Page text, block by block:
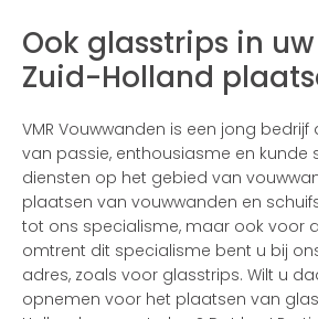
Ook glasstrips in
Zuid-Holland
VMR Vouwwanden is een jong
van passie, enthousiasme en kunde
diensten op het gebied van
plaatsen van vouwwanden en
tot ons specialisme, maar ook voor
omtrent dit specialisme bent u bij
adres, zoals voor glasstrips. Wilt u
opnemen voor het plaatsen van